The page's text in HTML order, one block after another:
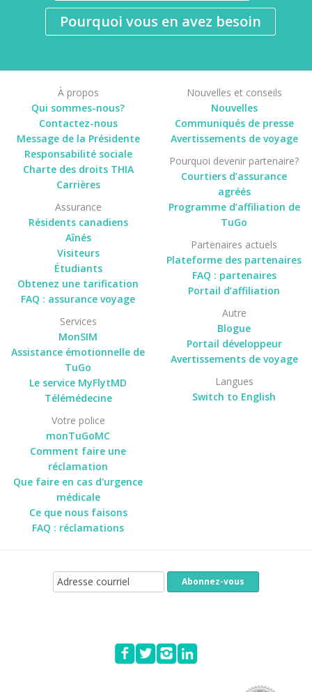
Pourquoi vous en avez besoin
À propos
Qui sommes-nous?
Contactez-nous
Message de la Présidente
Responsabilité sociale
Charte des droits THIA
Carrières
Assurance
Résidents canadiens
Aînés
Visiteurs
Étudiants
Obtenez une tarification
FAQ : assurance voyage
Services
MonSIM
Assistance émotionnelle de
TuGo
Le service MyFlytMD
Télémédecine
Votre police
monTuGoMC
Comment faire une
réclamation
Que faire en cas d'urgence
médicale
Ce que nous faisons
FAQ : réclamations
Nouvelles et conseils
Nouvelles
Communiqués de presse
Avertissements de voyage
Pourquoi devenir partenaire?
Courtiers d’assurance
agréés
Programme d’affiliation de
TuGo
Partenaires actuels
Plateforme des partenaires
FAQ : partenaires
Portail d’affiliation
Autre
Blogue
Portail développeur
Avertissements de voyage
Langues
Switch to English